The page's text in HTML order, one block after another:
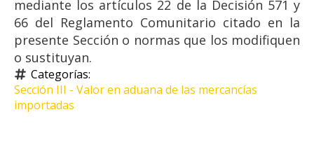
mediante los artículos 22 de la Decisión 571 y
66 del Reglamento Comunitario citado en la
presente Sección o normas que los modifiquen
o sustituyan.
Categorías:
Sección III - Valor en aduana de las mercancías
importadas